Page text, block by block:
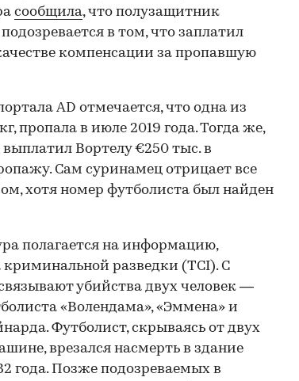
сообщила, что полузащитник
в том, что заплатил
компенсации за пропавшую
AD отмечается, что одна из
пропала в июле 2019 года. Тогда же,
Вортелу €250 тыс. в
Сам суринамец отрицает все
хотя номер футболиста был найден
полагается на информацию,
криминальной разведки (TCI). С
убийства двух человек —
«Волендама», «Эммена» и
Футболист, скрываясь от двух
врезался насмерть в здание
года. Позже подозреваемых в